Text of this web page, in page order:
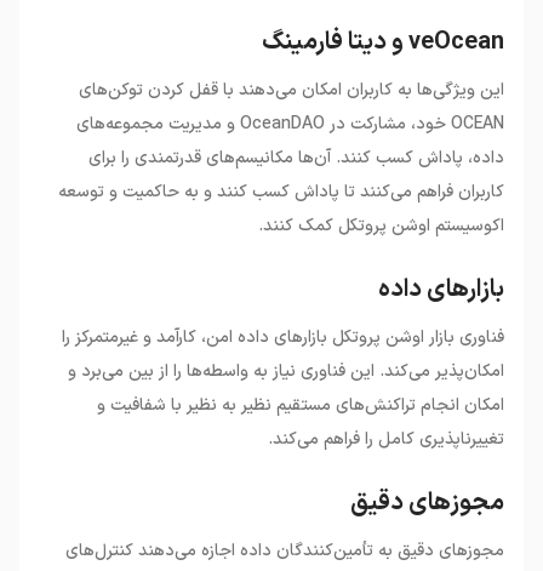
veOcean و دیتا فارمینگ
این ویژگی‌ها به کاربران امکان می‌دهند با قفل کردن توکن‌های
OCEAN خود، مشارکت در OceanDAO و مدیریت مجموعه‌های
داده، پاداش کسب کنند. آن‌ها مکانیسم‌های قدرتمندی را برای
کاربران فراهم می‌کنند تا پاداش کسب کنند و به حاکمیت و توسعه
اکوسیستم اوشن پروتکل کمک کنند.
بازارهای داده
فناوری بازار اوشن پروتکل بازارهای داده امن، کارآمد و غیرمتمرکز را
امکان‌پذیر می‌کند. این فناوری نیاز به واسطه‌ها را از بین می‌برد و
امکان انجام تراکنش‌های مستقیم نظیر به نظیر با شفافیت و
تغییرناپذیری کامل را فراهم می‌کند.
مجوزهای دقیق
مجوزهای دقیق به تأمین‌کنندگان داده اجازه می‌دهند کنترل‌های